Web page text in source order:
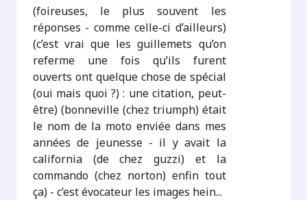
(foireuses, le plus souvent les
réponses - comme celle-ci d’ailleurs)
(c’est vrai que les guillemets qu’on
referme une fois qu’ils furent
ouverts ont quelque chose de spécial
(oui mais quoi ?) : une citation, peut-
être) (bonneville (chez triumph) était
le nom de la moto enviée dans mes
années de jeunesse - il y avait la
california (de chez guzzi) et la
commando (chez norton) enfin tout
ça) - c’est évocateur les images hein...